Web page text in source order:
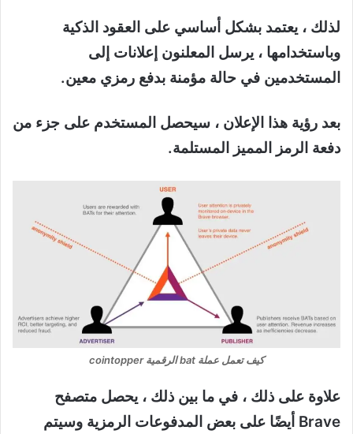
لذلك ، يعتمد بشكل أساسي على العقود الذكية
وباستخدامها ، يرسل المعلنون إعلانات إلى
المستخدمين في حالة مؤمنة بدفع رمزي معين.
بعد رؤية هذا الإعلان ، سيحصل المستخدم على جزء من
دفعة الرمز المميز المستلمة.
كيف تعمل عملة bat الرقمية cointopper
علاوة على ذلك ، في ما بين ذلك ، يحصل متصفح
Brave أيضًا على بعض المدفوعات الرمزية وسيتم